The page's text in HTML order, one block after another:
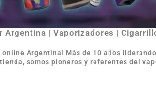
Argentina | Vaporizadores |
online Argentina! Más de 10 años
somos pioneros y referentes del